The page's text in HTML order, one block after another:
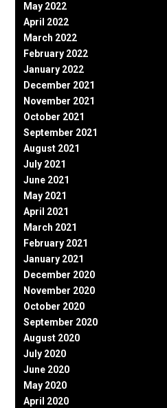
May 2022
April 2022
March 2022
February 2022
January 2022
December 2021
November 2021
October 2021
September 2021
August 2021
July 2021
June 2021
May 2021
April 2021
March 2021
February 2021
January 2021
December 2020
November 2020
October 2020
September 2020
August 2020
July 2020
June 2020
May 2020
April 2020